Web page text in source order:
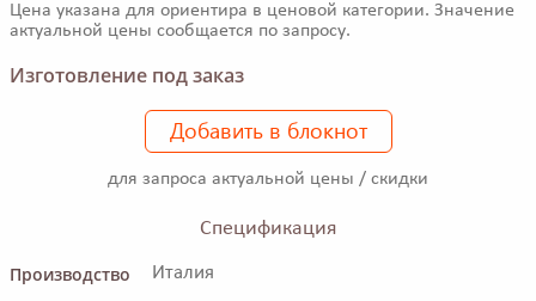
Цена указана для ориентира в ценовой категории. Значение
актуальной цены сообщается по запросу.
Изготовление под заказ
Добавить в блокнот
для запроса актуальной цены / скидки
Спецификация
Производство
Италия